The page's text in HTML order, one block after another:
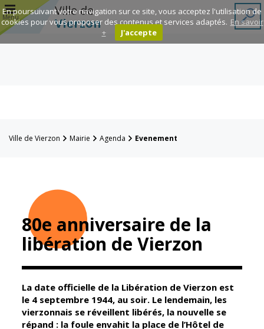
Menu
Ville de
Vierzon
Mairie
Élus
Conseil
Enfance et
éducation
Guichet unique
Petite enfance
Ville de Vierzon Mairie Agenda Evenement
80e anniversaire de la
libération de Vierzon
La date officielle de la Libération de Vierzon est
le 4 septembre 1944, au soir. Le lendemain, les
vierzonnais se réveillent libérés, la nouvelle se
répand : la foule envahit la place de l’Hôtel de
En poursuivant votre navigation sur ce site, vous acceptez l'utilisation de
cookies pour vous proposer des contenus et services adaptés. En savoir
+
J'accepte